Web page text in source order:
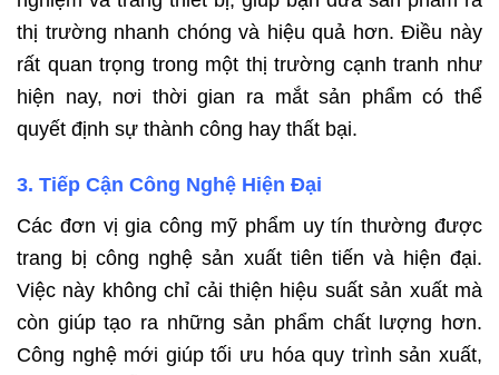
thị trường nhanh chóng và hiệu quả hơn. Điều này
rất quan trọng trong một thị trường cạnh tranh như
hiện nay, nơi thời gian ra mắt sản phẩm có thể
quyết định sự thành công hay thất bại.
3. Tiếp Cận Công Nghệ Hiện Đại
Các đơn vị gia công mỹ phẩm uy tín thường được
trang bị công nghệ sản xuất tiên tiến và hiện đại.
Việc này không chỉ cải thiện hiệu suất sản xuất mà
còn giúp tạo ra những sản phẩm chất lượng hơn.
Công nghệ mới giúp tối ưu hóa quy trình sản xuất,